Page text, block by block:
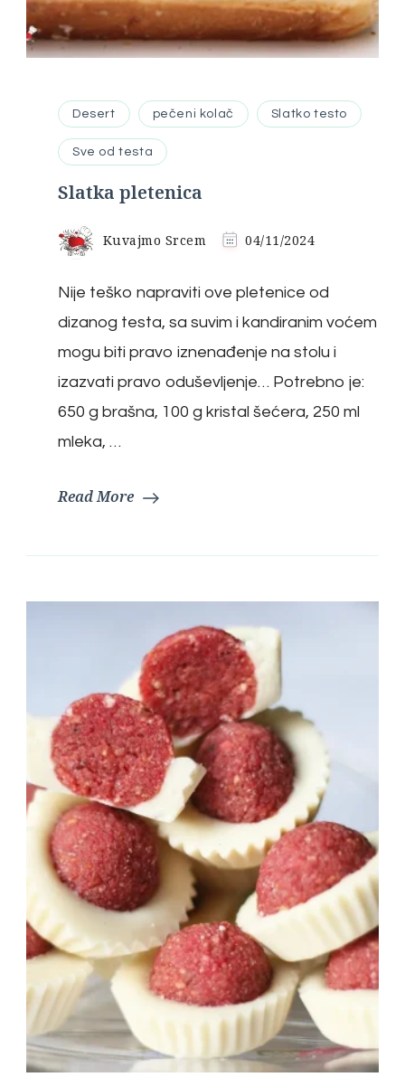
Desert pečeni kolač Slatko testo
Sve od testa
Slatka pletenica
Kuvajmo Srcem 04/11/2024
Nije teško napraviti ove pletenice od
dizanog testa, sa suvim i kandiranim voćem
mogu biti pravo iznenađenje na stolu i
izazvati pravo oduševljenje… Potrebno je:
650 g brašna, 100 g kristal šećera, 250 ml
mleka, …
Read More